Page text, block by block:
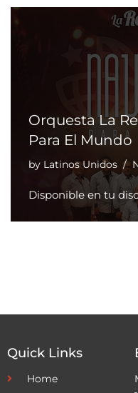
Orquesta La
Para El Mundo
by Latinos Unidos
Disponible en tu
Quick Links
Home